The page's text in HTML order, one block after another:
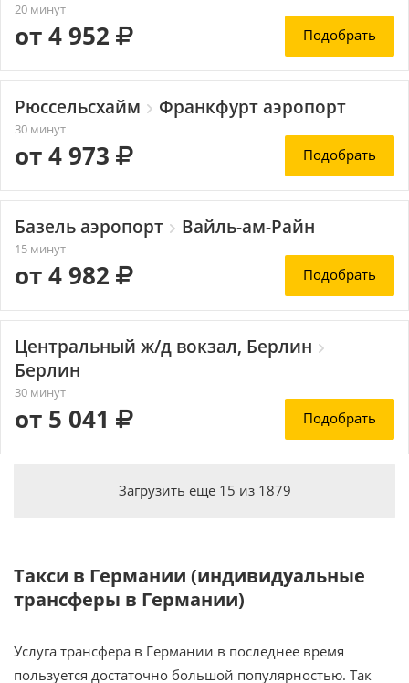
20 минут
от 4 952 Подобрать
Рюссельсхайм Франкфурт аэропорт
30 минут
от 4 973 Подобрать
Базель аэропорт Вайль-ам-Райн
15 минут
от 4 982 Подобрать
Центральный ж/д вокзал, Берлин
Берлин
30 минут
от 5 041 Подобрать
Загрузить еще 15 из 1879
Такси в Германии (индивидуальные
трансферы в Германии)
Услуга трансфера в Германии в последнее время
пользуется достаточно большой популярностью. Так